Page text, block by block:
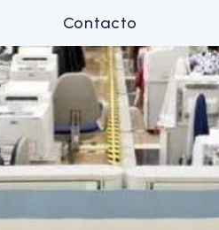
Contacto